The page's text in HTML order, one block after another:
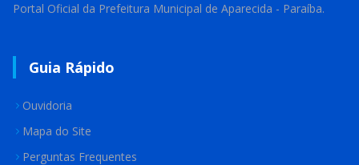
Portal Oficial da Prefeitura Municipal de Aparecida - Paraíba.
Guia Rápido
Ouvidoria
Mapa do Site
Perguntas Frequentes